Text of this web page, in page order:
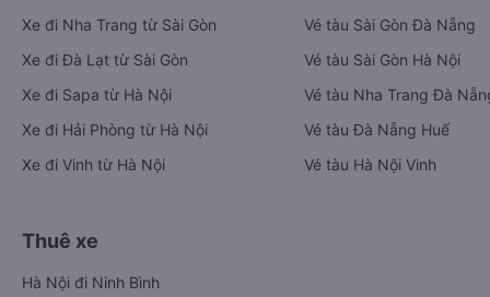
Xe đi Nha Trang từ Sài Gòn
Xe đi Đà Lạt từ Sài Gòn
Xe đi Sapa từ Hà Nội
Xe đi Hải Phòng từ Hà Nội
Xe đi Vinh từ Hà Nội
Vé tàu Sài Gòn Đà Nẵng
Vé tàu Sài Gòn Hà Nội
Vé tàu Nha Trang Đà
Vé tàu Đà Nẵng Huế
Vé tàu Hà Nội Vinh
Thuê xe
Hà Nội đi Ninh Bình